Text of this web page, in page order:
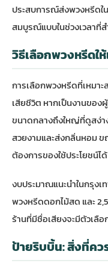
ประสบการณ์ส่งพวงหรีดใ
สมบูรณ์แบบในช่วงเวลา
วิธีเลือกพวงหรีดใ
การเลือกพวงหรีดที่เหมา
เสียชีวิต หากเป็นงานขอ
ขนาดกลางถึงใหญ่ที่ดูสง่
สวยงามและส่งกลิ่นหอม
ต้องการของใช้ประโยชน์ได้
งบประมาณแนะนำในกรุง
พวงหรีดดอกไม้สด และ
ร้านที่มีชื่อเสียงจะมีตัวเลื
ป้ายริบบิ้น: สิ่งที่คว